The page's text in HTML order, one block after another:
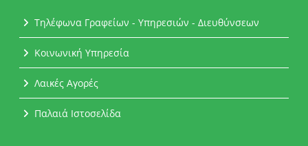
Τηλέφωνα Γραφείων - Υπηρεσιών - Διευθύνσεων
Κοινωνική Υπηρεσία
Λαικές Αγορές
Παλαιά Ιστοσελίδα